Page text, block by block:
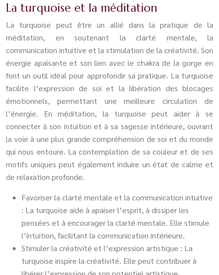
La turquoise et la méditation
La turquoise peut être un allié dans la pratique de la
méditation, en soutenant la clarté mentale, la
communication intuitive et la stimulation de la créativité. Son
énergie apaisante et son lien avec le chakra de la gorge en
font un outil idéal pour approfondir sa pratique. La turquoise
facilite l’expression de soi et la libération des blocages
émotionnels, permettant une meilleure circulation de
l’énergie. En méditation, la turquoise peut aider à se
connecter à son intuition et à sa sagesse intérieure, ouvrant
la voie à une plus grande compréhension de soi et du monde
qui nous entoure. La contemplation de sa couleur et de ses
motifs uniques peut également induire un état de calme et
de relaxation profonde.
Favoriser la clarté mentale et la communication intuitive
: La turquoise aide à apaiser l’esprit, à dissiper les
pensées et à encourager la clarté mentale. Elle stimule
l’intuition, facilitant la communication intérieure.
Stimuler la créativité et l’expression artistique : La
turquoise inspire la créativité. Elle peut contribuer à